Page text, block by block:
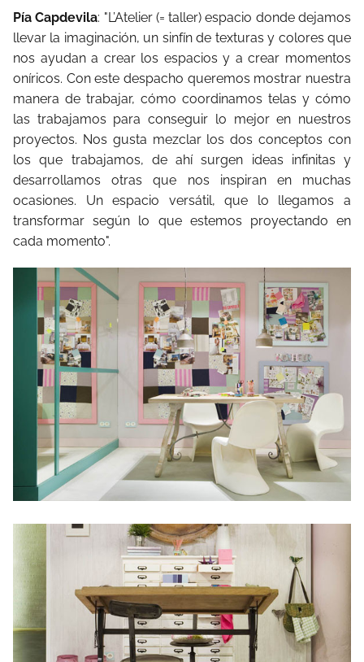
Pía Capdevila: "L’Atelier (= taller) espacio donde dejamos
llevar la imaginación, un sinfín de texturas y colores que
nos ayudan a crear los espacios y a crear momentos
oníricos. Con este despacho queremos mostrar nuestra
manera de trabajar, cómo coordinamos telas y cómo
las trabajamos para conseguir lo mejor en nuestros
proyectos. Nos gusta mezclar los dos conceptos con
los que trabajamos, de ahí surgen ideas infinitas y
desarrollamos otras que nos inspiran en muchas
ocasiones. Un espacio versátil, que lo llegamos a
transformar según lo que estemos proyectando en
cada momento".